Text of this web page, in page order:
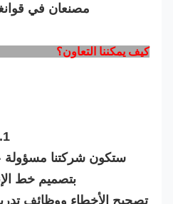
مصنعان في
كيف يمكننا التعاون؟
ستكون شركتنا مسؤولة عن
بتصميم خط
تصحيح الأخطاء ووظائف تدريب